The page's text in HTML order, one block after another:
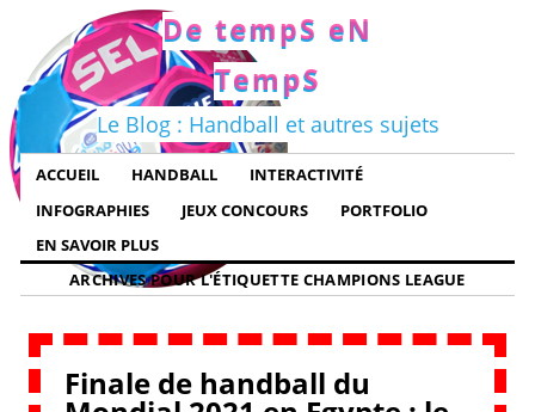
De tempS eN
TempS
Le Blog : Handball et autres sujets
ACCUEIL HANDBALL
INTERACTIVITÉ
INFOGRAPHIES
JEUX CONCOURS
PORTFOLIO
EN SAVOIR PLUS
ARCHIVES POUR L'ÉTIQUETTE CHAMPIONS LEAGUE
Finale de handball du